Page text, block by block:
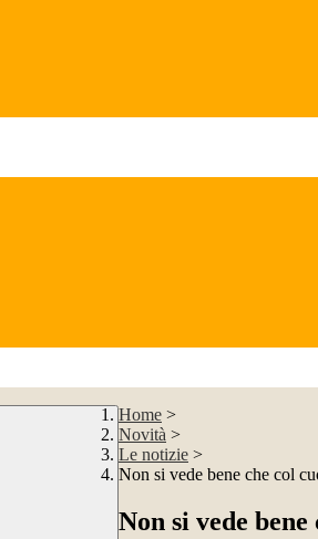
Home >
Novità >
Le notizie >
Non si vede bene che col
Non si vede